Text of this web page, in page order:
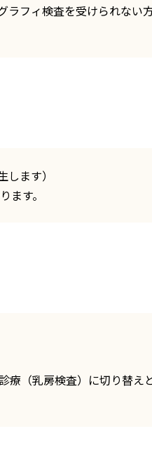
フィ検査を受けられない
ます）
す。
（乳房検査）に切り替え